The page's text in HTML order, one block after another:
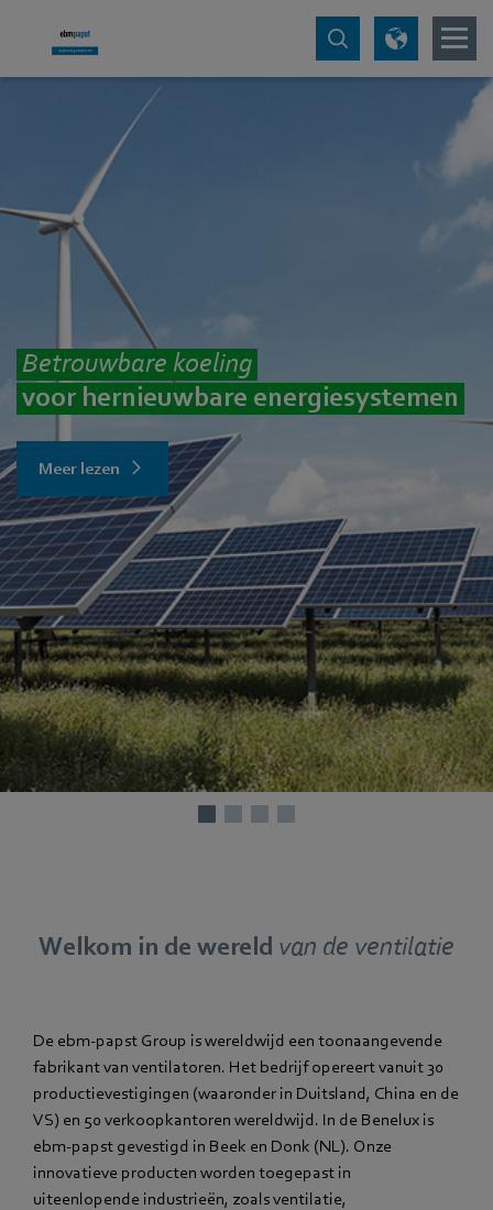
Betrouwbare koeling
voor hernieuwbare energiesystemen
Meer lezen
Welkom in de wereld van de ventilatie
De ebm‑papst Group is wereldwijd een toonaangevende
fabrikant van ventilatoren. Het bedrijf opereert vanuit 30
productievestigingen (waaronder in Duitsland, China en de
VS) en 50 verkoopkantoren wereldwijd. In de Benelux is
ebm‑papst gevestigd in Beek en Donk (NL). Onze
innovatieve producten worden toegepast in
uiteenlopende industrieën, zoals ventilatie,